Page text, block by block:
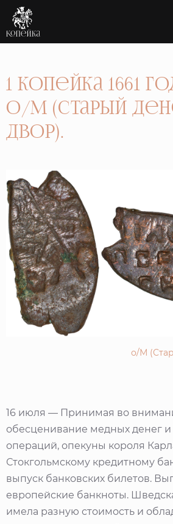
1 Копейка 1661
о/М (Старый
двор).
о/М
16 июля — Принимая во
обесценивание медных денег и
операций, опекуны короля
Стокгольмскому кредитному
выпуск банковских билетов.
европейские банкноты.
имела разную стоимость и